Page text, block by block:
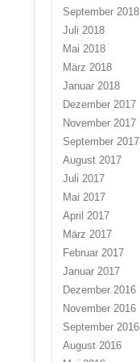
September 2018
Juli 2018
Mai 2018
März 2018
Januar 2018
Dezember 2017
November 2017
September 2017
August 2017
Juli 2017
Mai 2017
April 2017
März 2017
Februar 2017
Januar 2017
Dezember 2016
November 2016
September 2016
August 2016